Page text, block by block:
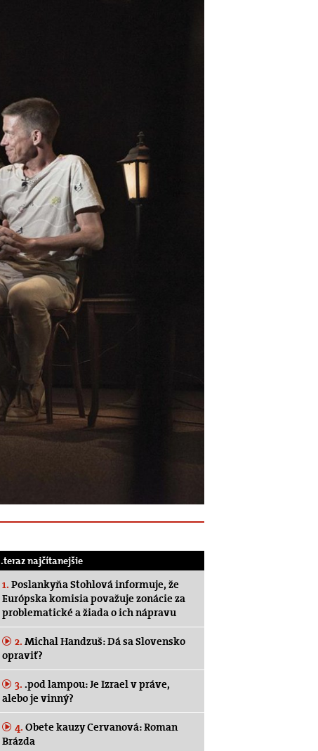
.teraz najčítanejšie
1. Poslankyňa Stohlová informuje, že
Európska komisia považuje zonácie za
problematické a žiada o ich nápravu
2. Michal Handzuš: Dá sa Slovensko
opraviť?
3. .pod lampou: Je Izrael v práve,
alebo je vinný?
4. Obete kauzy Cervanová: Roman
Brázda